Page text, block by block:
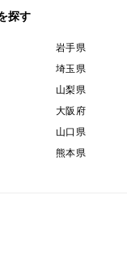
探す
岩手県
埼玉県
山梨県
大阪府
山口県
熊本県